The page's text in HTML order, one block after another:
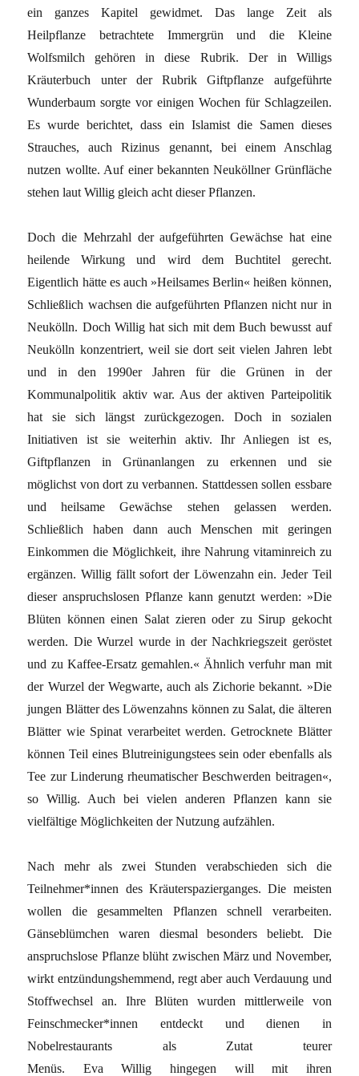
ein ganzes Kapitel gewidmet. Das lange Zeit als
Heilpflanze betrachtete Immergrün und die Kleine
Wolfsmilch gehören in diese Rubrik. Der in Willigs
Kräuterbuch unter der Rubrik Giftpflanze aufgeführte
Wunderbaum sorgte vor einigen Wochen für Schlagzeilen.
Es wurde berichtet, dass ein Islamist die Samen dieses
Strauches, auch Rizinus genannt, bei einem Anschlag
nutzen wollte. Auf einer bekannten Neuköllner Grünfläche
stehen laut Willig gleich acht dieser Pflanzen.
Doch die Mehrzahl der aufgeführten Gewächse hat eine
heilende Wirkung und wird dem Buchtitel gerecht.
Eigentlich hätte es auch »Heilsames Berlin« heißen können,
Schließlich wachsen die aufgeführten Pflanzen nicht nur in
Neukölln. Doch Willig hat sich mit dem Buch bewusst auf
Neukölln konzentriert, weil sie dort seit vielen Jahren lebt
und in den 1990er Jahren für die Grünen in der
Kommunalpolitik aktiv war. Aus der aktiven Parteipolitik
hat sie sich längst zurückgezogen. Doch in sozialen
Initiativen ist sie weiterhin aktiv. Ihr Anliegen ist es,
Giftpflanzen in Grünanlangen zu erkennen und sie
möglichst von dort zu verbannen. Stattdessen sollen essbare
und heilsame Gewächse stehen gelassen werden.
Schließlich haben dann auch Menschen mit geringen
Einkommen die Möglichkeit, ihre Nahrung vitaminreich zu
ergänzen. Willig fällt sofort der Löwenzahn ein. Jeder Teil
dieser anspruchslosen Pflanze kann genutzt werden: »Die
Blüten können einen Salat zieren oder zu Sirup gekocht
werden. Die Wurzel wurde in der Nachkriegszeit geröstet
und zu Kaffee-Ersatz gemahlen.« Ähnlich verfuhr man mit
der Wurzel der Wegwarte, auch als Zichorie bekannt. »Die
jungen Blätter des Löwenzahns können zu Salat, die älteren
Blätter wie Spinat verarbeitet werden. Getrocknete Blätter
können Teil eines Blutreinigungstees sein oder ebenfalls als
Tee zur Linderung rheumatischer Beschwerden beitragen«,
so Willig. Auch bei vielen anderen Pflanzen kann sie
vielfältige Möglichkeiten der Nutzung aufzählen.
Nach mehr als zwei Stunden verabschieden sich die
Teilnehmer*innen des Kräuterspazierganges. Die meisten
wollen die gesammelten Pflanzen schnell verarbeiten.
Gänseblümchen waren diesmal besonders beliebt. Die
anspruchslose Pflanze blüht zwischen März und November,
wirkt entzündungshemmend, regt aber auch Verdauung und
Stoffwechsel an. Ihre Blüten wurden mittlerweile von
Feinschmecker*innen entdeckt und dienen in
Nobelrestaurants als Zutat teurer
Menüs. Eva Willig hingegen will mit ihren